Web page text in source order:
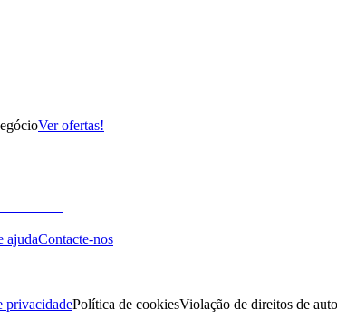
Ver ofertas!
ajudaContacte-nos
privacidadePolítica de cookiesViolação de direitos de